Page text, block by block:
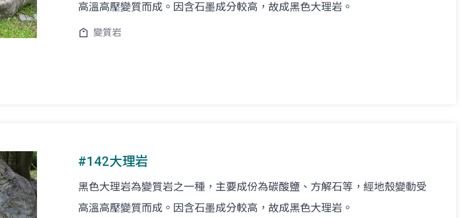
高溫高壓變質而成。因含石墨成分較高，故成黑色大理岩。
變質岩
#142大理岩
黑色大理岩為變質岩之一種，主要成份為碳酸鹽、方解石等，經地殼變動受
高溫高壓變質而成。因含石墨成分較高，故成黑色大理岩。